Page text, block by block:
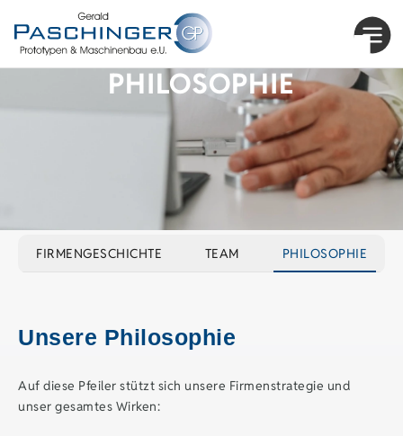
PHILOSOPHIE
FIRMENGESCHICHTE TEAM PHILOSOPHIE
Unsere Philosophie
Auf diese Pfeiler stützt sich unsere Firmenstrategie und
unser gesamtes Wirken: